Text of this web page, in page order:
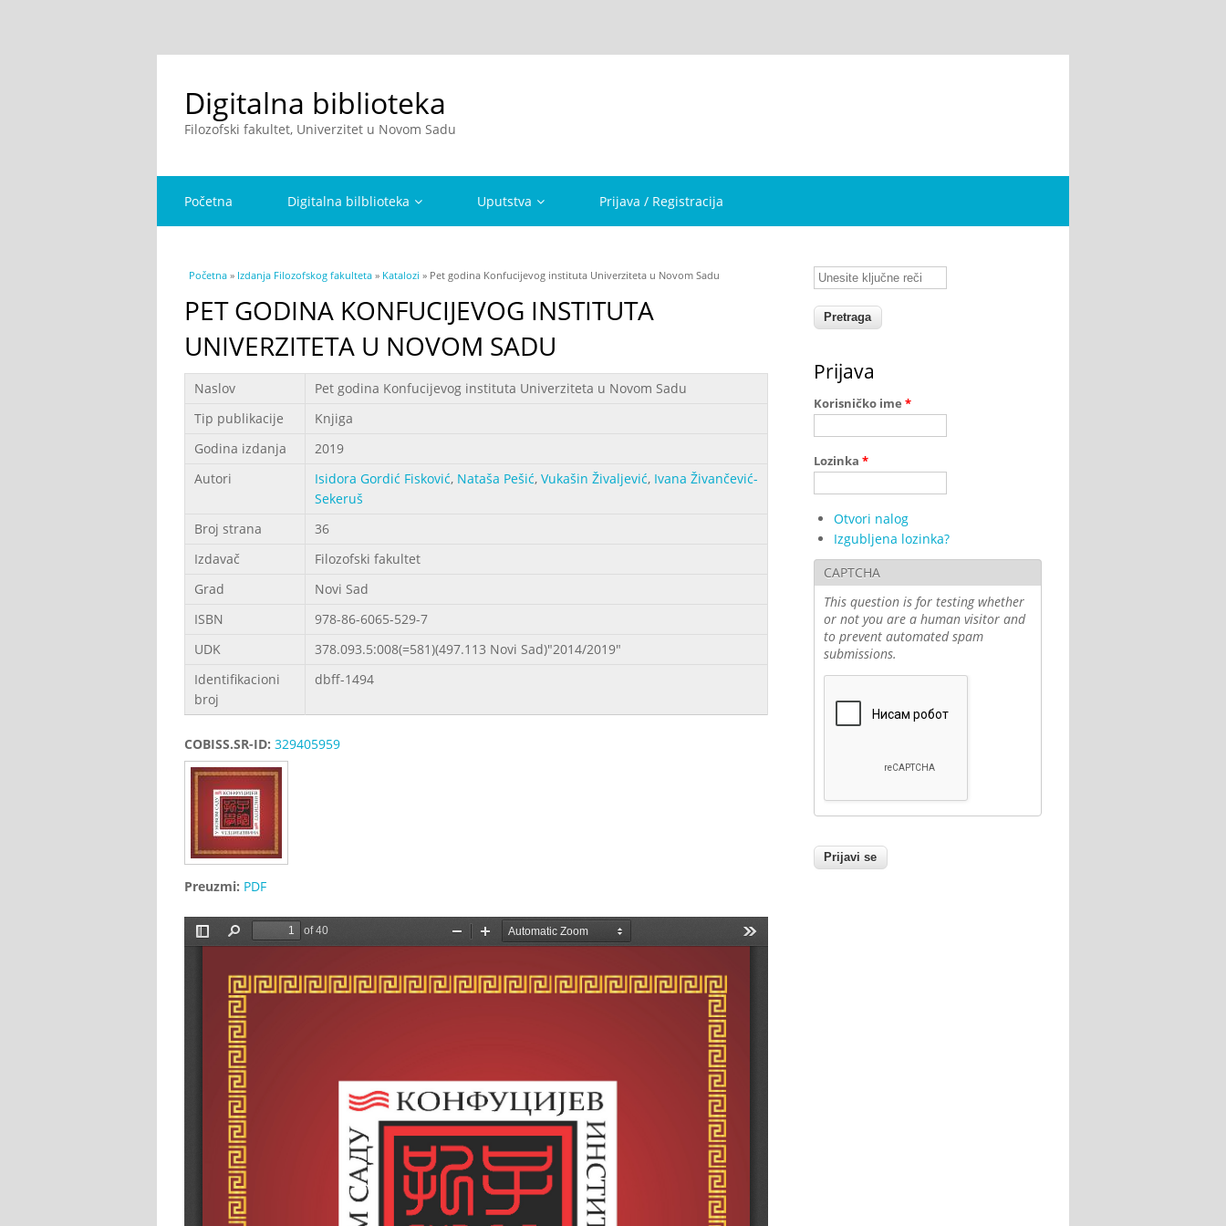
Digitalna biblioteka
Filozofski fakultet, Univerzitet u Novom Sadu
Početna Digitalna bilblioteka Uputstva Prijava / Registracija
You are here
Početna » Izdanja Filozofskog fakulteta » Katalozi » Pet godina Konfucijevog instituta Univerziteta u Novom Sadu
PET GODINA KONFUCIJEVOG INSTITUTA
UNIVERZITETA U NOVOM SADU
Podaci
Naslov
Pet godina Konfucijevog instituta Univerziteta u Novom Sadu
Tip publikacije
Knjiga
Godina izdanja
2019
Autori
Isidora Gordić Fisković, Nataša Pešić, Vukašin Živalјević, Ivana Živančević-
Sekeruš
Broj strana
36
Izdavač
Filozofski fakultet
Grad
Novi Sad
ISBN
978-86-6065-529-7
UDK
378.093.5:008(=581)(497.113 Novi Sad)"2014/2019"
Identifikacioni
broj
dbff-1494
COBISS.SR-ID: 329405959
Preuzmi: PDF
Unesite ključne reči
Prijava
Korisničko ime *
Lozinka *
Otvori nalog
Izgubljena lozinka?
CAPTCHA
This question is for testing whether
or not you are a human visitor and
to prevent automated spam
submissions.